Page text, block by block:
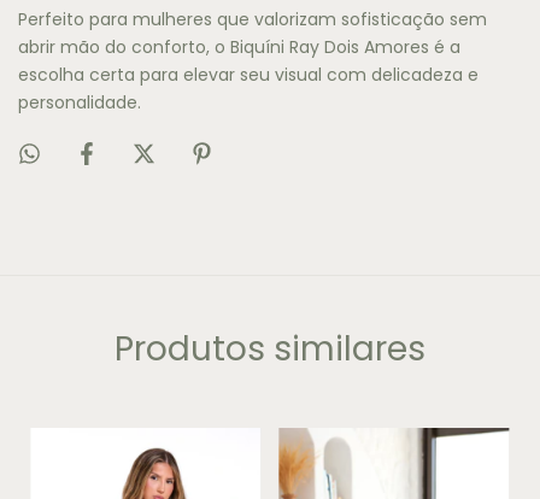
Perfeito para mulheres que valorizam sofisticação sem
abrir mão do conforto, o Biquíni Ray Dois Amores é a
escolha certa para elevar seu visual com delicadeza e
personalidade.
Produtos similares